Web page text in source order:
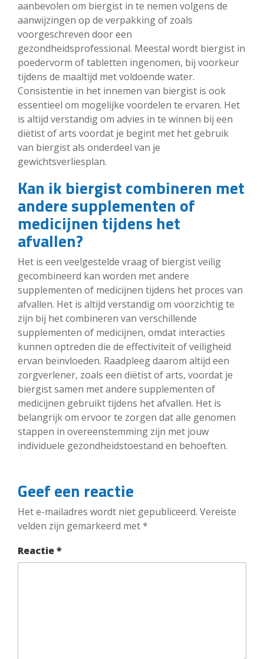
aanbevolen om biergist in te nemen volgens de
aanwijzingen op de verpakking of zoals
voorgeschreven door een
gezondheidsprofessional. Meestal wordt biergist in
poedervorm of tabletten ingenomen, bij voorkeur
tijdens de maaltijd met voldoende water.
Consistentie in het innemen van biergist is ook
essentieel om mogelijke voordelen te ervaren. Het
is altijd verstandig om advies in te winnen bij een
diëtist of arts voordat je begint met het gebruik
van biergist als onderdeel van je
gewichtsverliesplan.
Kan ik biergist combineren met
andere supplementen of
medicijnen tijdens het
afvallen?
Het is een veelgestelde vraag of biergist veilig
gecombineerd kan worden met andere
supplementen of medicijnen tijdens het proces van
afvallen. Het is altijd verstandig om voorzichtig te
zijn bij het combineren van verschillende
supplementen of medicijnen, omdat interacties
kunnen optreden die de effectiviteit of veiligheid
ervan beïnvloeden. Raadpleeg daarom altijd een
zorgverlener, zoals een diëtist of arts, voordat je
biergist samen met andere supplementen of
medicijnen gebruikt tijdens het afvallen. Het is
belangrijk om ervoor te zorgen dat alle genomen
stappen in overeenstemming zijn met jouw
individuele gezondheidstoestand en behoeften.
Geef een reactie
Het e-mailadres wordt niet gepubliceerd. Vereiste
velden zijn gemarkeerd met*
Reactie*